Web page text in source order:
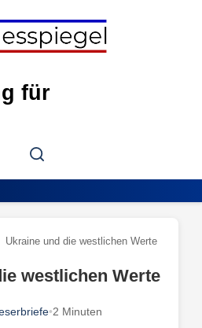
für
Search
Ukraine und die westlichen Werte
westlichen Werte
•2 Minuten